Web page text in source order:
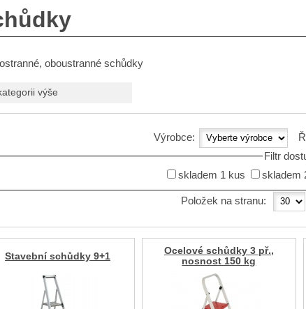
oboustranné schůdky
výše
Výrobce:
Filtr
skladem 1 kus
skladem
Položek na stranu:
Stavební schůdky 9+1
Ocelové schůdky 3 př.,
nosnost 150 kg